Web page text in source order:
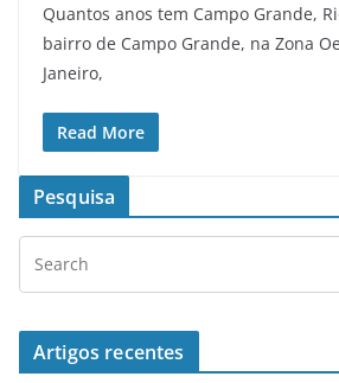
Quantos anos tem Campo Grande,
bairro de Campo Grande, na Zona
Janeiro,
Read More
Pesquisa
Artigos recentes